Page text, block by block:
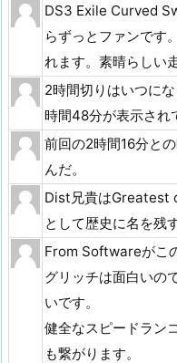
DS3 Exile Curved
らずっとファンです
れます。素晴らしい
2時間切りはいつに
時間48分が表示され
前回の2時間16分と
んだ。
Dist兄貴はGreatest
として歴史に名を残
From Softwareがこ
グリッチは面白いの
いです。
健全なスピードラン
も繋がります。